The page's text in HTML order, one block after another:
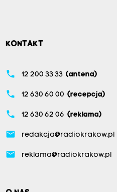
KONTAKT
phone 12 200 33 33 (antena)
phone 12 630 60 00 (recepcja)
phone 12 630 62 06 (reklama)
email redakcja@radiokrakow.pl
email reklama@radiokrakow.pl